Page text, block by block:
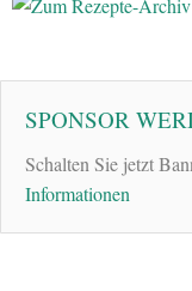
SPONSOR
Schalten Sie jetzt
Informationen